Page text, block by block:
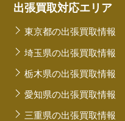
出張買取対応エリア
東京都の出張買取情報
埼玉県の出張買取情報
栃木県の出張買取情報
愛知県の出張買取情報
三重県の出張買取情報